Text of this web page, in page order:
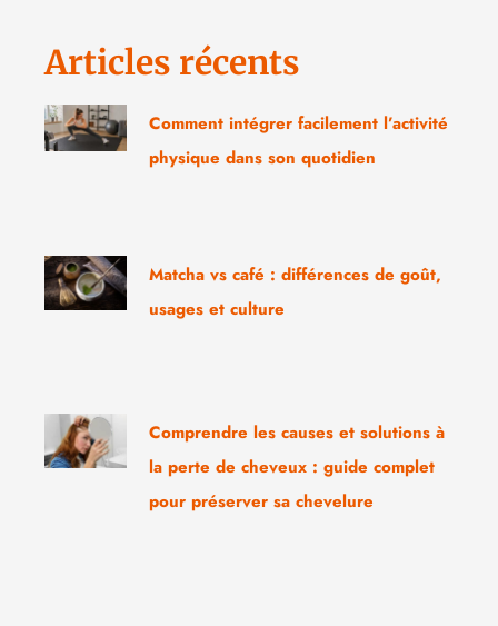
Articles récents
Comment intégrer facilement l’activité
physique dans son quotidien
Matcha vs café : différences de goût,
usages et culture
Comprendre les causes et solutions à
la perte de cheveux : guide complet
pour préserver sa chevelure